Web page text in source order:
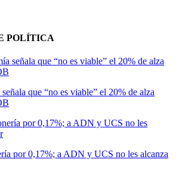
POLÍTICA
que “no es viable” el 20% de alza
por 0,17%; a ADN y UCS no les alcanza